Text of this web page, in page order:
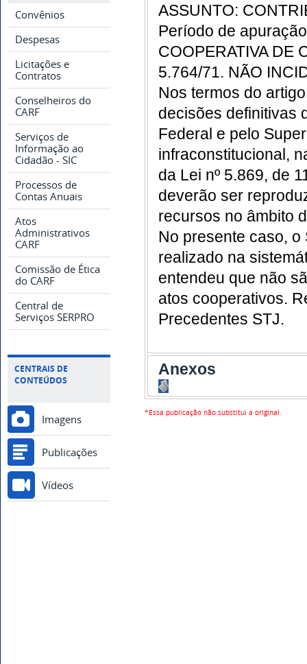
Convênios
Despesas
Licitações e
Contratos
Conselheiros do
CARF
Serviços de
Informação ao
Cidadão - SIC
Processos de
Contas Anuais
Atos
Administrativos
CARF
Comissão de Ética
do CARF
Central de
Serviços SERPRO
CENTRAIS DE
CONTEÚDOS
Imagens
Publicações
Vídeos
ASSUNTO:
Período de
COOPERATIVA DE
5.764/71. NÃO
Nos termos do
decisões definitivas
Federal e pelo
infraconstitucional,
da Lei nº 5.869, de
deverão ser
recursos no âmbito
No presente caso, o
realizado na
entendeu que não
atos cooperativos.
Precedentes STJ.
Anexos
*Essa publicação não substitui a original.